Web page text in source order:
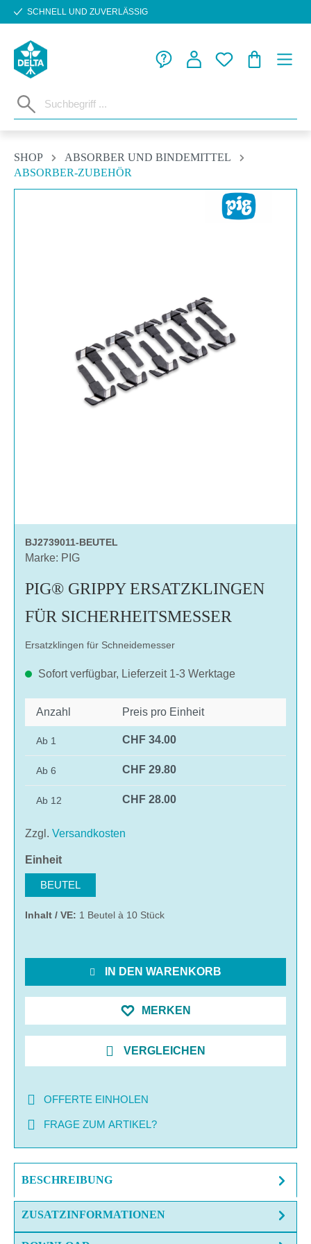
Zum Hauptinhalt springen
SCHNELL UND ZUVERLÄSSIG
SHOP
ABSORBER UND BINDEMITTEL
ABSORBER-ZUBEHÖR
BJ2739011-BEUTEL
Marke: PIG
PIG® GRIPPY ERSATZKLINGEN
FÜR SICHERHEITSMESSER
Ersatzklingen für Schneidemesser
Sofort verfügbar, Lieferzeit 1-3 Werktage
Anzahl Preis pro Einheit
Ab 1 CHF 34.00
Ab 6 CHF 29.80
Ab 12 CHF 28.00
Zzgl. Versandkosten
Einheitauswählen
BEUTEL
Inhalt / VE: 1 Beutel à 10 Stück
IN DEN WARENKORB
MERKEN
VERGLEICHEN
OFFERTE EINHOLEN
FRAGE ZUM ARTIKEL?
BESCHREIBUNG
ZUSATZINFORMATIONEN